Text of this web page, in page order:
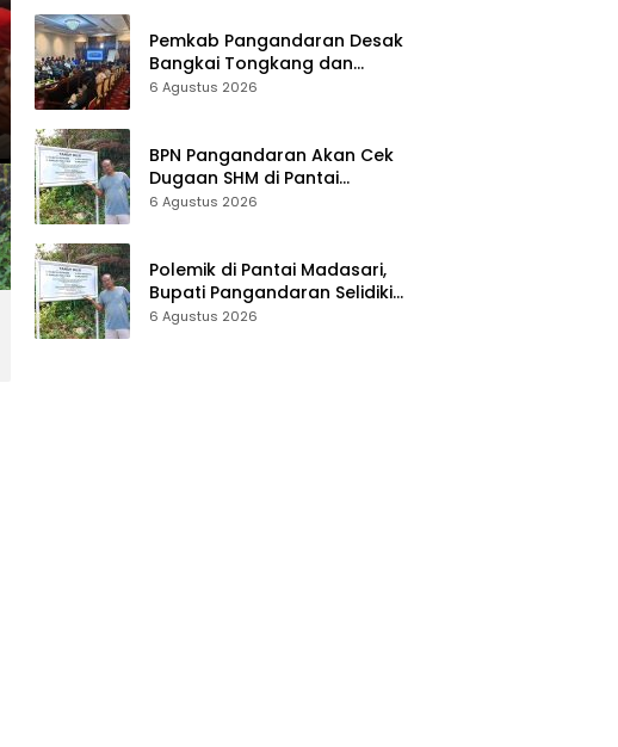
Hukum
BPN Pangandaran Akan Cek Dugaan SHM
Madasari, Pemkab Minta Usut Asal-usul
6 Agustus 2026
Pemkab Pangandaran Desak
Bangkai Tongkang dan
Ceceran Batu Bara Segera
6 Agustus 2026
BPN Pangandaran Akan Cek
Dugaan SHM di Pantai
Madasari, Pemkab Minta Usut
6 Agustus 2026
Polemik di Pantai Madasari,
Bupati Pangandaran Selidiki
Dugaan SHM di Kawasan
6 Agustus 2026